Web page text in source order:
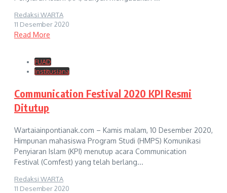
Redaksi WARTA
11 Desember 2020
Read More
FUAD
Institusiana
Communication Festival 2020 KPI Resmi
Ditutup
Wartaiainpontianak.com – Kamis malam, 10 Desember 2020,
Himpunan mahasiswa Program Studi (HMPS) Komunikasi
Penyiaran Islam (KPI) menutup acara Communication
Festival (Comfest) yang telah berlang...
Redaksi WARTA
11 Desember 2020